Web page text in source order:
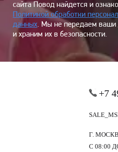
сайта Повод найдется и
Политикой обработки
данных. Мы не передаем ваши
и храним их в безопасности.
+7
Г.
С 08:00